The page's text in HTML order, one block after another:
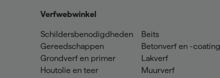
Verfwebwinkel
Schildersbenodigdheden
Gereedschappen
Grondverf en primer
Houtolie en teer
Beits
Betonverf en -
Lakverf
Muurverf